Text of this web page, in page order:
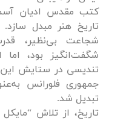
کتب مقدس ادیان
تاریخ هنر مبدل سازد.
شجاعت بی‌نظیر،
شگفت‌انگیز بود،
تندیسی در ستایش
جمهوری فلورانس
تبدیل شد.